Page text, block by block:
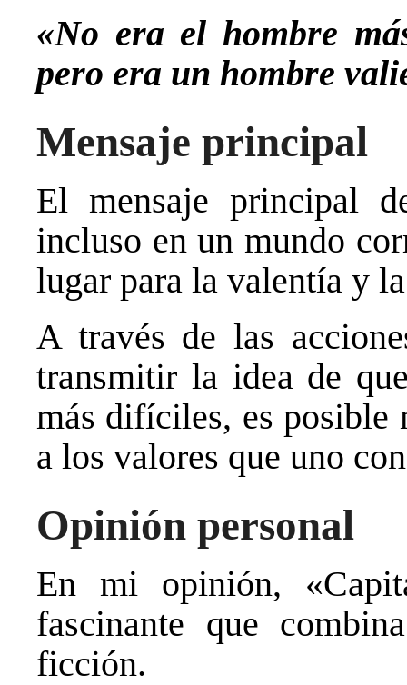
«No era el hombre
pero era un hombre
Mensaje principal
El mensaje principal
incluso en un mundo
lugar para la valentía y
A través de las
transmitir la idea de
más difíciles, es posible
a los valores que uno
Opinión personal
En mi opinión,
fascinante que
ficción.